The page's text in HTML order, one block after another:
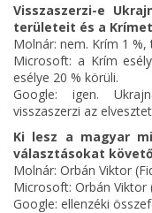
Visszaszerzi-e
területeit és a
Molnár: nem. Krím 1
Microsoft: a Krím
esélye 20 % körüli.
Google: igen.
visszaszerzi az
Ki lesz a magyar
választásokat
Molnár: Orbán Viktor
Microsoft: Orbán Viktor
Google: ellenzéki